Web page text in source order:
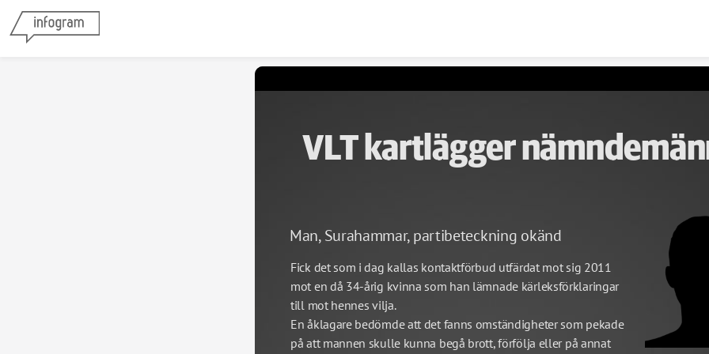
VLT kartlägger
Man, Surahammar, partibeteckning okänd
Fick det som i dag kallas kontaktförbud utfärdat mot sig 2011
mot en då 34-årig kvinna som han lämnade kärleksförklaringar
till mot hennes vilja.
En åklagare bedömde att det fanns omständigheter som pekade
på att mannen skulle kunna begå brott, förfölja eller på annat